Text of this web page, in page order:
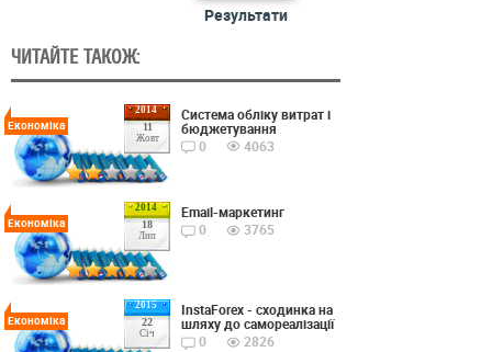
Результати
ЧИТАЙТЕ ТАКОЖ:
2014
11
Жовт
Економіка
Cистема обліку витрат і
бюджетування
0
4063
2014
18
Лип
Економіка
Email-маркетинг
0
3765
2015
22
Січ
Економіка
InstaForex - сходинка на
шляху до самореалізації
0
2826